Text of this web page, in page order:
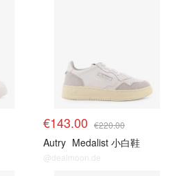
€143.00 €220.00
Autry Medalist 小白鞋
@dealmoon.de